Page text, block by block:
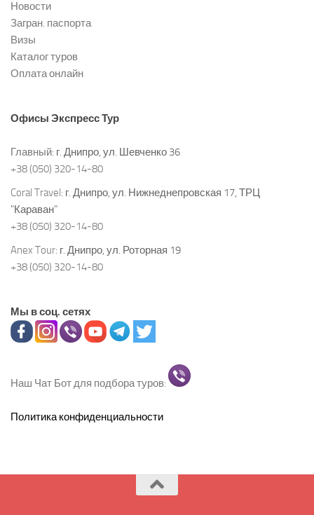
Новости
Загран. паспорта
Визы
Каталог туров
Оплата онлайн
Офисы Экспресс Тур
Главный: г. Днипро, ул. Шевченко 36
+38 (050) 320-14-80
Coral Travel: г. Днипро, ул. Нижнеднепровская 17, ТРЦ
"Караван"
+38 (050) 320-14-80
Anex Tour: г. Днипро, ул. Роторная 19
+38 (050) 320-14-80
Мы в соц. сетях
Наш Чат Бот для подбора туров:
Политика конфиденциальности